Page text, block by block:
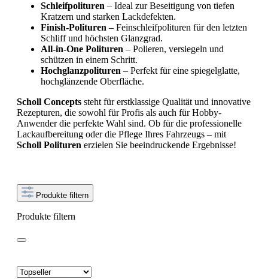
Schleifpolituren – Ideal zur Beseitigung von tiefen
Kratzern und starken Lackdefekten.
Finish-Polituren – Feinschleifpolituren für den letzten
Schliff und höchsten Glanzgrad.
All-in-One Polituren – Polieren, versiegeln und
schützen in einem Schritt.
Hochglanzpolituren – Perfekt für eine spiegelglatte,
hochglänzende Oberfläche.
Scholl Concepts steht für erstklassige Qualität und innovative
Rezepturen, die sowohl für Profis als auch für Hobby-
Anwender die perfekte Wahl sind. Ob für die professionelle
Lackaufbereitung oder die Pflege Ihres Fahrzeugs – mit
Scholl Polituren erzielen Sie beeindruckende Ergebnisse!
Produkte filtern
Produkte filtern